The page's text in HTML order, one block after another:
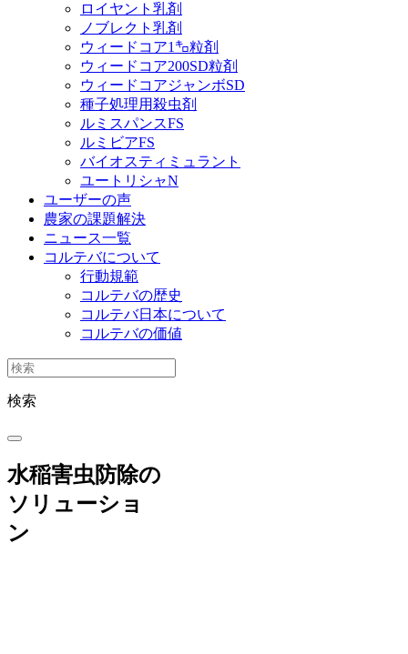
ロイヤント乳剤
ノブレクト乳剤
ウィードコア1㌔粒剤
ウィードコア200SD粒剤
ウィードコアジャンボSD
種子処理用殺虫剤
ルミスパンスFS
ルミビアFS
バイオスティミュラント
ユートリシャN
ユーザーの声
農家の課題解決
ニュース一覧
コルテバについて
行動規範
コルテバの歴史
コルテバ日本について
コルテバの価値
検索
水稲害虫防除の
ソリューショ